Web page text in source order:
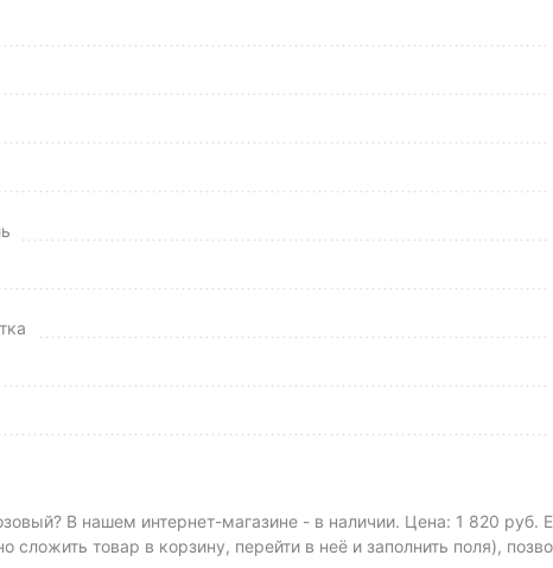
В нашем интернет-магазине - в наличии. Цена: 1 820 руб.
сложить товар в корзину, перейти в неё и заполнить поля),